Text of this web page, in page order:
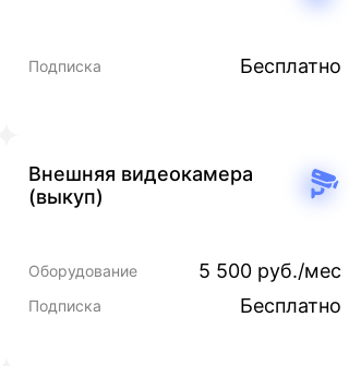
Подписка Бесплатно
Внешняя видеокамера
(выкуп)
Оборудование 5 500 руб./мес
Подписка Бесплатно